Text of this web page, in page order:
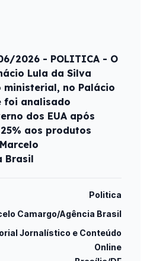
2026 - POLITICA - O
Lula da Silva
ministerial, no Palácio
foi analisado
dos EUA após
aos produtos
Brasil
Politica
Camargo/Agência Brasil
Jornalístico e Conteúdo
Online